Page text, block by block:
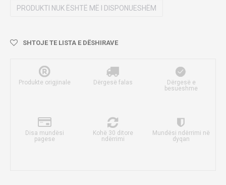
PRODUKTI NUK ËSHTË MË I DISPONUESHËM
SHTOJE TE LISTA E DËSHIRAVE
Produkte origjinale Dërgesë falas
Dërgesë e
besueshme
Disa mundësi
pagese
Kohë 30 ditore
ndërrimi
Mundësi ndërrimi në
dyqan